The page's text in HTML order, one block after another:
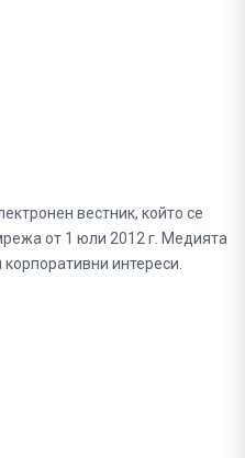
вестник, който се
от 1 юли 2012 г. Медията
интереси.